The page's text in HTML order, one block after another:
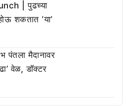
| पुढच्या
शकतात ‘या’
मैदानावर
वेळ, डॉक्टर